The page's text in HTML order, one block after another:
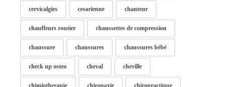
cervicalgies cesarienne chanteur
chauffeurs routier chaussettes de compression
chaussure chaussures chaussures bébé
check up osteo cheval cheville
chimiotherapie chiropaxie chiropractique